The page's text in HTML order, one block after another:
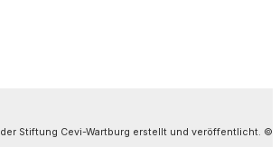
Stiftung Cevi-Wartburg erstellt und veröffentlicht. ©